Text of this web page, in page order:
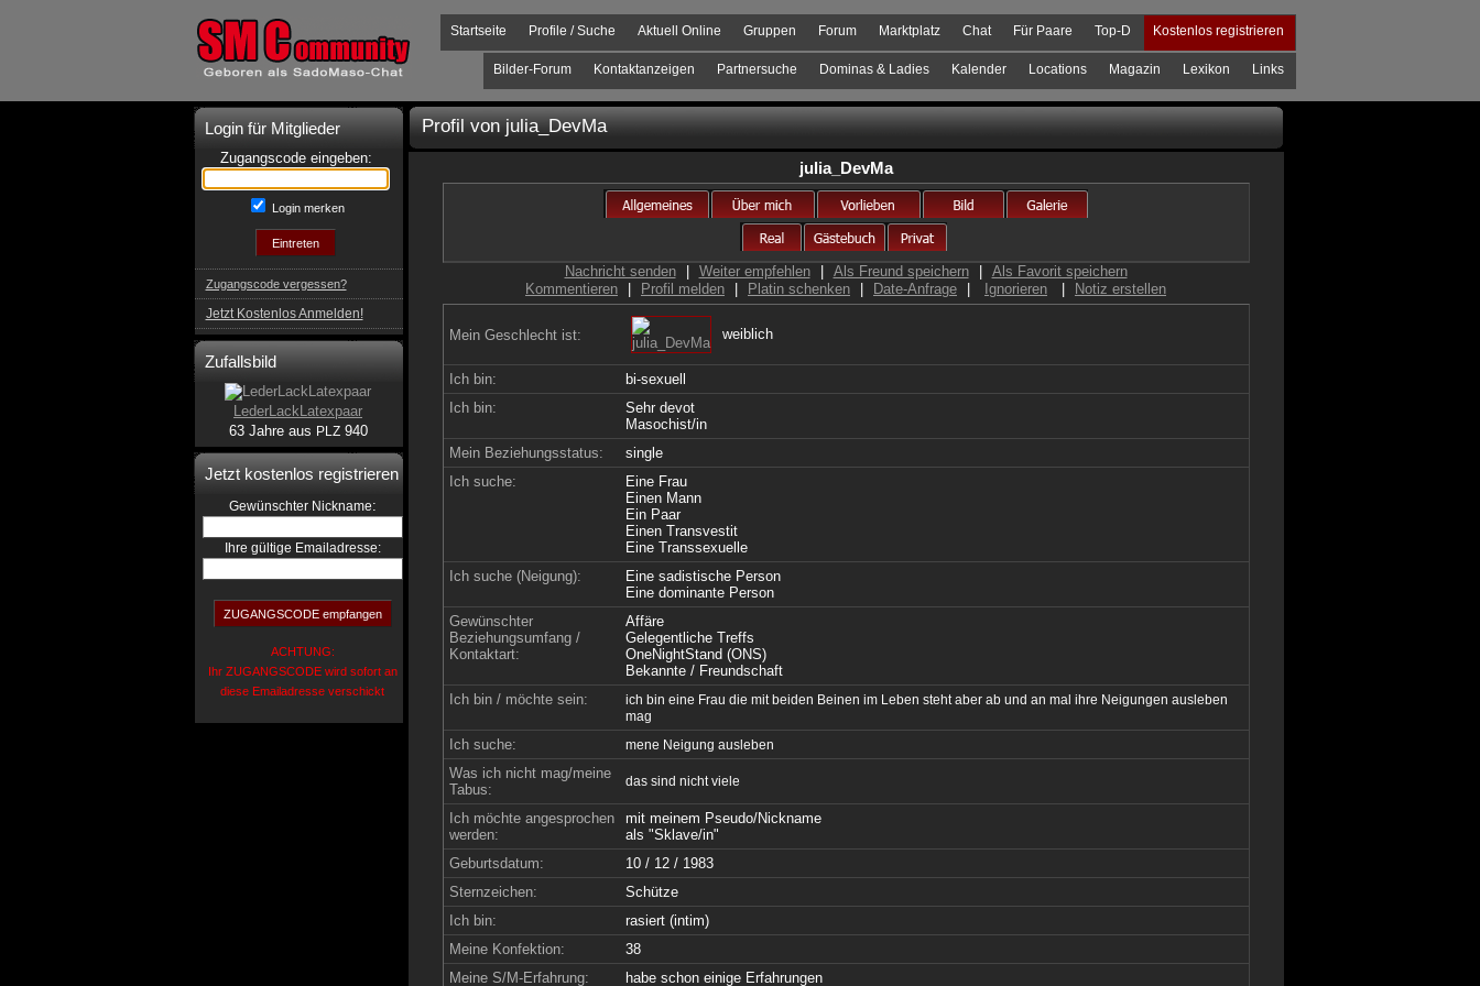
Kostenlos registrieren
Top-D
Für Paare
Chat
Marktplatz
Forum
Gruppen
Aktuell Online
Profile / Suche
Startseite
Links
Lexikon
Magazin
Locations
Kalender
Dominas & Ladies
Partnersuche
Kontaktanzeigen
Bilder-Forum
Login für Mitglieder
Zugangscode eingeben:
Login merken
Zugangscode vergessen?
Jetzt Kostenlos Anmelden!
Zufallsbild
LederLackLatexpaar
63 Jahre aus PLZ940
Jetzt kostenlos registrieren
Gewünschter Nickname:
Ihre gültige Emailadresse:
ACHTUNG:
Ihr ZUGANGSCODE wird sofort an
diese Emailadresse verschickt
Profil vonjulia_DevMa
julia_DevMa
Nachricht senden Weiter empfehlen Als Freund speichern
Als Favorit speichern
Kommentieren
Profil melden Platin schenken Date-Anfrage Ignorieren Notiz erstellen
Mein Geschlecht ist: weiblich
Ich bin:
bi-sexuell
Ich bin:
Sehr devot
Masochist/in
Mein Beziehungsstatus:
single
Ich suche:
Eine Frau
Einen Mann
Ein Paar
Einen Transvestit
Eine Transsexuelle
Ich suche (Neigung):
Eine sadistische Person
Eine dominante Person
Gewünschter
Beziehungsumfang /
Kontaktart:
Affäre
Gelegentliche Treffs
OneNightStand (ONS)
Bekannte / Freundschaft
Ich bin / möchte sein:
ich bin eine Frau die mit beiden Beinen im Leben steht aber ab und an mal ihre Neigungen ausleben
mag
Ich suche: mene Neigung ausleben
Was ich nicht mag/meine
Tabus:
das sind nicht viele
Ich möchte angesprochen
werden:
mit meinem Pseudo/Nickname
als "Sklave/in"
Geburtsdatum:
10 / 12 / 1983
Sternzeichen:
Schütze
Ich bin:
rasiert (intim)
Meine Konfektion:
38
Meine S/M-Erfahrung:
habe schon einige Erfahrungen